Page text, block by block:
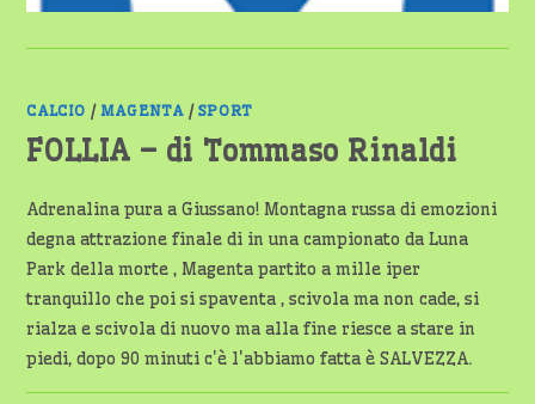
CALCIO / MAGENTA / SPORT
FOLLIA – di Tommaso Rinaldi
Adrenalina pura a Giussano! Montagna russa di emozioni
degna attrazione finale di in una campionato da Luna
Park della morte , Magenta partito a mille iper
tranquillo che poi si spaventa , scivola ma non cade, si
rialza e scivola di nuovo ma alla fine riesce a stare in
piedi, dopo 90 minuti c'è l'abbiamo fatta è SALVEZZA.